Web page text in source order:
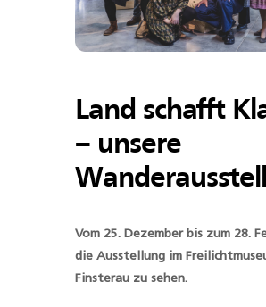
Land schafft
– unsere
Vom 25. Dezember bis zum 28.
die Ausstellung im
Finsterau zu sehen.